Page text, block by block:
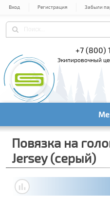
Вход Регистрация Забыли
+7 (800)
экипировочный
Повязка на
Jersey (серый)